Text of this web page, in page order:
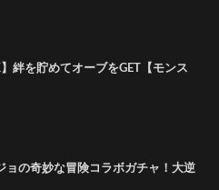
絆を貯めてオーブをGET【モンス
ョの奇妙な冒険コラボガチャ！大逆